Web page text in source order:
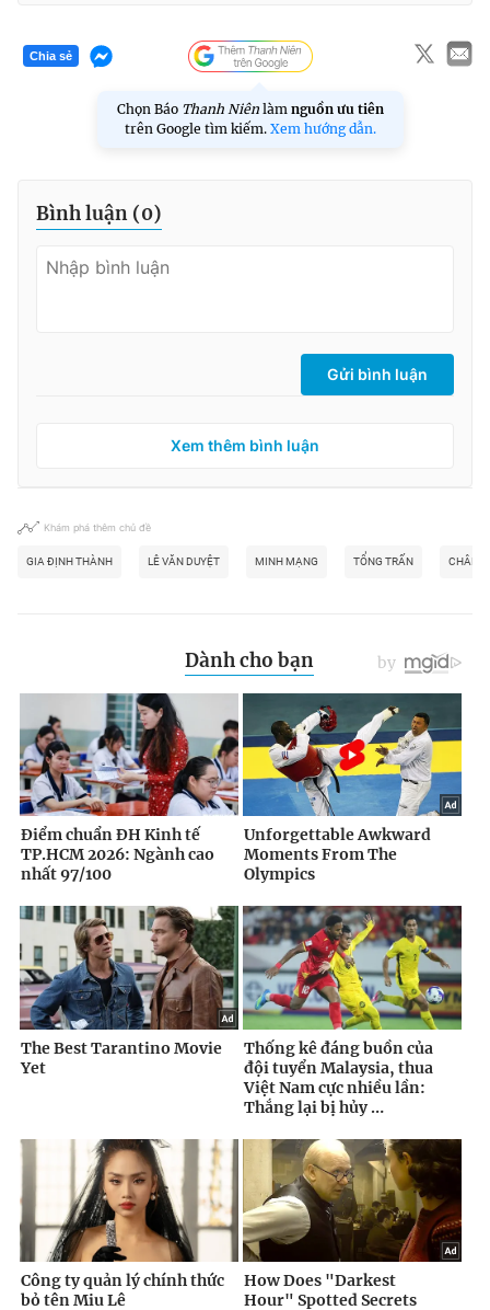
Chia sẻ
Chọn Báo Thanh Niên làm nguồn ưu tiên
trên Google tìm kiếm. Xem hướng dẫn.
Bình luận (0)
Gửi bình luận
Xem thêm bình luận
Khám phá thêm chủ đề
GIA ĐỊNH THÀNH LÊ VĂN DUYỆT MINH MẠNG TỔNG TRẤN CHÂN